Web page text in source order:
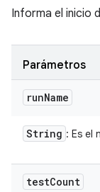
Informa el inicio
Parámetros
runName
String : Es el
testCount